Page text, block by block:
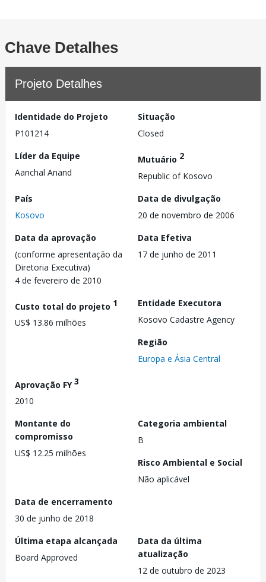
Chave Detalhes
Projeto Detalhes
Identidade do Projeto
P101214
Situação
Closed
Líder da Equipe
Aanchal Anand
Mutuário 2
Republic of Kosovo
País
Kosovo
Data de divulgação
20 de novembro de 2006
Data da aprovação
(conforme apresentação da
Diretoria Executiva)
4 de fevereiro de 2010
Data Efetiva
17 de junho de 2011
Custo total do projeto 1
US$ 13.86 milhões
Entidade Executora
Kosovo Cadastre Agency
Região
Europa e Ásia Central
Aprovação FY3
2010
Montante do
compromisso
US$ 12.25 milhões
Categoria ambiental
B
Risco Ambiental e Social
Não aplicável
Data de encerramento
30 de junho de 2018
Última etapa alcançada
Board Approved
Data da última
atualização
12 de outubro de 2023